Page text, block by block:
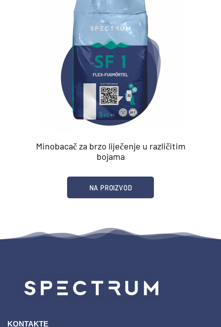
Minobacač za brzo liječenje u različitim
bojama
NA PROIZVOD
KONTAKTE